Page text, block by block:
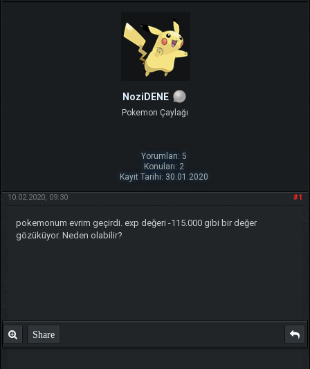
NoziDENE
Pokemon Çaylağı
Yorumları: 5
Konuları: 2
Kayıt Tarihi: 30.01.2020
#1
10.02.2020, 09:30
pokemonum evrim geçirdi. exp değeri -115.000 gibi bir değer
gözüküyor. Neden olabilir?
Share